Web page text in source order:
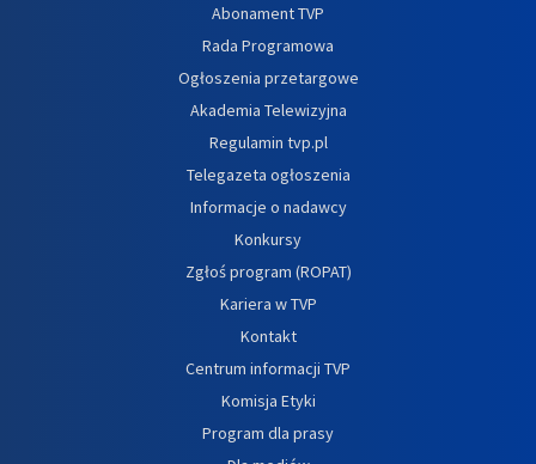
Abonament TVP
Rada Programowa
Ogłoszenia przetargowe
Akademia Telewizyjna
Regulamin tvp.pl
Telegazeta ogłoszenia
Informacje o nadawcy
Konkursy
Zgłoś program (ROPAT)
Kariera w TVP
Kontakt
Centrum informacji TVP
Komisja Etyki
Program dla prasy